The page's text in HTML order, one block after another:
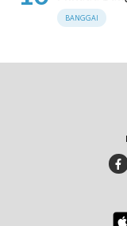
BANGGAI